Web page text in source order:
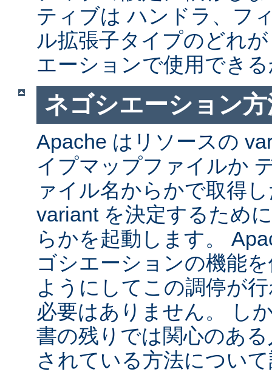
ティブは ハンドラ、フ
ル拡張子タイプのどれ
エーションで使用でき
ネゴシエーション方
Apache はリソースの
イプマップファイルか
ァイル名からかで取得
variant を決定するため
らかを起動します。
ゴシエーションの機能
ようにしてこの調停が
必要はありません。 し
書の残りでは関心のあ
されている方法につい